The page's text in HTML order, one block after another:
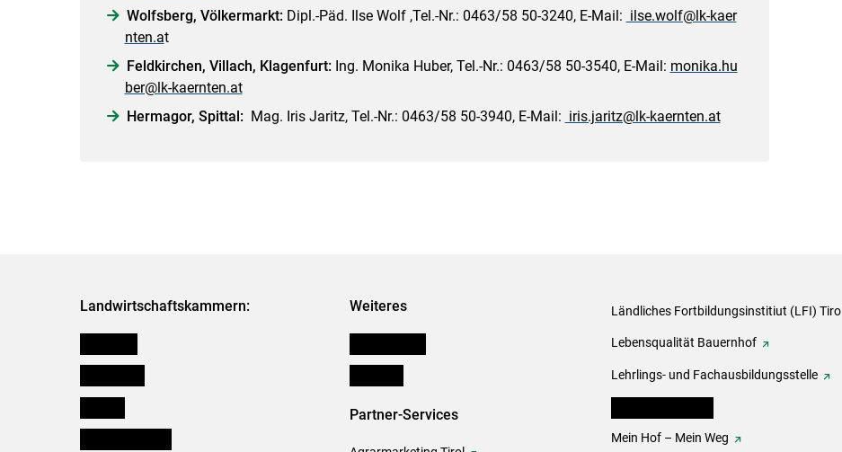
Wolfsberg, Völkermarkt: Dipl.-Päd. Ilse Wolf ,Tel.-Nr.: 0463/​58 50-3240, E-Mail: ilse.wolf@lk-kaer
nten.at
Feldkirchen, Villach, Klagenfurt: Ing. Monika Huber, Tel.-Nr.: 0463/58 50-3540, ­E-Mail: monika.hu
ber@lk-kaernten.at
Hermagor, Spittal: Mag. Iris Jaritz, Tel.-Nr.: 0463/58 50-3940, E-Mail: iris.jaritz@lk-kaernten.at
Landwirtschaftskammern: Weiteres
Partner-Services
Ländliches Fortbildungsinstitiut (LFI) Tirol
Lebensqualität Bauernhof
Lehrlings- und Fachausbildungsstelle
Mein Hof – Mein Weg